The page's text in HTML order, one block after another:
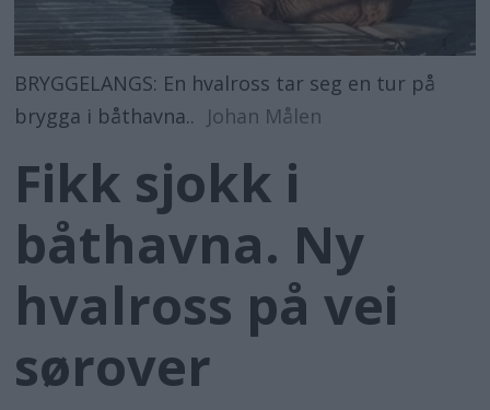
Logg inn
BRYGGELANGS: En hvalross tar seg en tur på
brygga i båthavna..
Johan Målen
Fikk sjokk i
båthavna. Ny
hvalross på vei
sørover